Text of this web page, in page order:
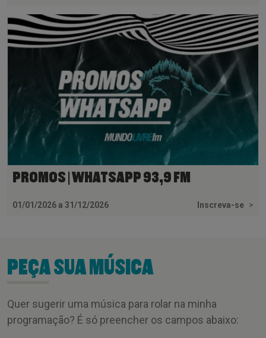
PROMOS | WHATSAPP 93,9 FM
01/01/2026 a 31/12/2026 Inscreva-se >
PEÇA SUA MÚSICA
Quer sugerir uma música para rolar na minha
programação? É só preencher os campos abaixo: